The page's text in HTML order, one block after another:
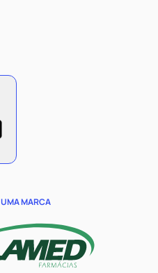
UMA MARCA